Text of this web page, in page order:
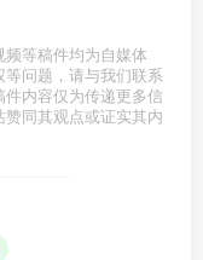
等稿件均为自媒体
问题，请与我们联系
件内容仅为传递更多信
同其观点或证实其内